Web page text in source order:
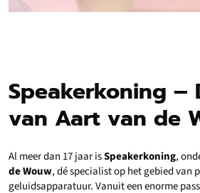
Speakerkoning –
van Aart van de
Al meer dan 17 jaar isSpeakerkoning,
de Wouw, dé specialist op het gebied van
geluidsapparatuur. Vanuit een enorme